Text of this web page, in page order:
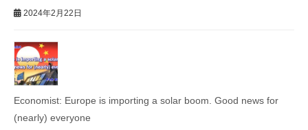
2024年2月22日
Economist: Europe is importing a solar boom. Good news for
(nearly) everyone